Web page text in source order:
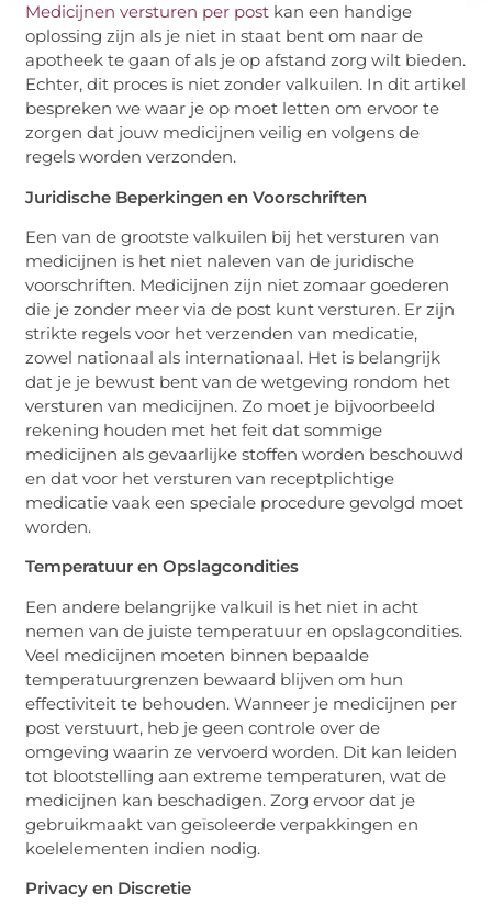
Medicijnen versturen per post kan een handige
oplossing zijn als je niet in staat bent om naar de
apotheek te gaan of als je op afstand zorg wilt bieden.
Echter, dit proces is niet zonder valkuilen. In dit artikel
bespreken we waar je op moet letten om ervoor te
zorgen dat jouw medicijnen veilig en volgens de
regels worden verzonden.
Juridische Beperkingen en Voorschriften
Een van de grootste valkuilen bij het versturen van
medicijnen is het niet naleven van de juridische
voorschriften. Medicijnen zijn niet zomaar goederen
die je zonder meer via de post kunt versturen. Er zijn
strikte regels voor het verzenden van medicatie,
zowel nationaal als internationaal. Het is belangrijk
dat je je bewust bent van de wetgeving rondom het
versturen van medicijnen. Zo moet je bijvoorbeeld
rekening houden met het feit dat sommige
medicijnen als gevaarlijke stoffen worden beschouwd
en dat voor het versturen van receptplichtige
medicatie vaak een speciale procedure gevolgd moet
worden.
Temperatuur en Opslagcondities
Een andere belangrijke valkuil is het niet in acht
nemen van de juiste temperatuur en opslagcondities.
Veel medicijnen moeten binnen bepaalde
temperatuurgrenzen bewaard blijven om hun
effectiviteit te behouden. Wanneer je medicijnen per
post verstuurt, heb je geen controle over de
omgeving waarin ze vervoerd worden. Dit kan leiden
tot blootstelling aan extreme temperaturen, wat de
medicijnen kan beschadigen. Zorg ervoor dat je
gebruikmaakt van geïsoleerde verpakkingen en
koelelementen indien nodig.
Privacy en Discretie